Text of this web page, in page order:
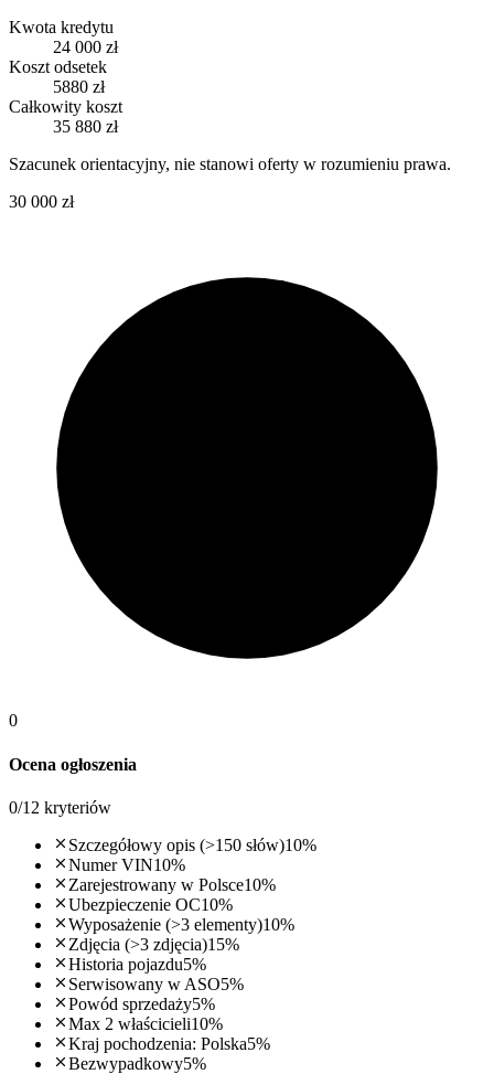
Kwota kredytu
24 000 zł
Koszt odsetek
5880 zł
Całkowity koszt
35 880 zł
Szacunek orientacyjny, nie stanowi oferty w rozumieniu prawa.
30 000 zł
0
Ocena ogłoszenia
0/12 kryteriów
Szczegółowy opis (>150 słów)10%
Numer VIN10%
Zarejestrowany w Polsce10%
Ubezpieczenie OC10%
Wyposażenie (>3 elementy)10%
Zdjęcia (>3 zdjęcia)15%
Historia pojazdu5%
Serwisowany w ASO5%
Powód sprzedaży5%
Max 2 właścicieli10%
Kraj pochodzenia: Polska5%
Bezwypadkowy5%